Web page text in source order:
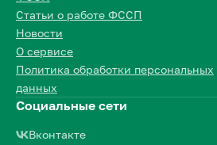
Статьи о работе ФССП
Новости
О сервисе
Политика обработки персональных
данных
Социальные сети
Вконтакте